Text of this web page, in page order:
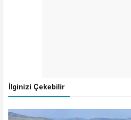
İlginizi Çekebilir